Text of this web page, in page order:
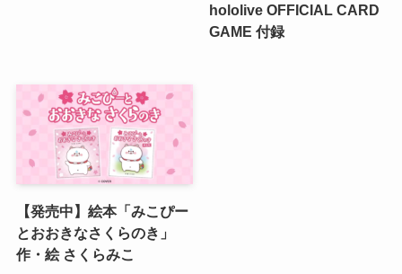
hololive OFFICIAL CARD
GAME 付録
【発売中】絵本「みこぴー
とおおきなさくらのき」
作・絵 さくらみこ